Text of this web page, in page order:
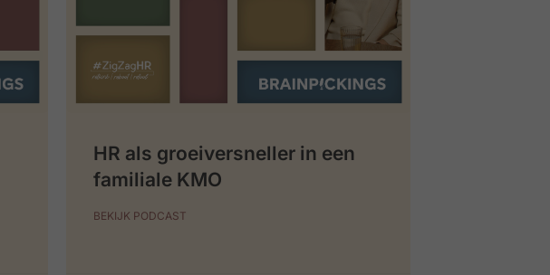
HR als groeiversneller in een
familiale KMO
BEKIJK PODCAST